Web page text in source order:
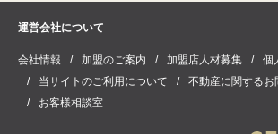
運営会社について
会社情報 加盟のご案内 加盟店人材募集
個
当サイトのご利用について
不動産に関するお
お客様相談室